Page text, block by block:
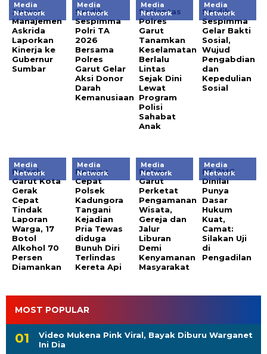
Media
Network
Jajaran
Manajemen
Askrida
Laporkan
Kinerja ke
Gubernur
Sumbar
Media
Network
Serdik
Sespimma
Polri TA
2026
Bersama
Polres
Garut Gelar
Aksi Donor
Darah
Kemanusiaan
Media
Network
Satlantas
Polres
Garut
Tanamkan
Keselamatan
Berlalu
Lintas
Sejak Dini
Lewat
Program
Polisi
Sahabat
Anak
Media
Network
Serdik
Sespimma
Gelar Bakti
Sosial,
Wujud
Pengabdian
dan
Kepedulian
Sosial
Media
Network
Polsek
Garut Kota
Gerak
Cepat
Tindak
Laporan
Warga, 17
Botol
Alkohol 70
Persen
Diamankan
Media
Network
Respon
Cepat
Polsek
Kadungora
Tangani
Kejadian
Pria Tewas
diduga
Bunuh Diri
Terlindas
Kereta Api
Media
Network
Polres
Garut
Perketat
Pengamanan
Wisata,
Gereja dan
Jalur
Liburan
Demi
Kenyamanan
Masyarakat
Media
Network
PT PMC
Dinilai
Punya
Dasar
Hukum
Kuat,
Camat:
Silakan Uji
di
Pengadilan
MOST POPULAR
Video Mukena Pink Viral, Bayak Diburu Warganet
Ini Dia